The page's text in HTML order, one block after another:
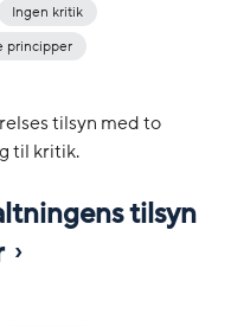
Ingen kritik
principper
tilsyn med to
til kritik.
tilsyn